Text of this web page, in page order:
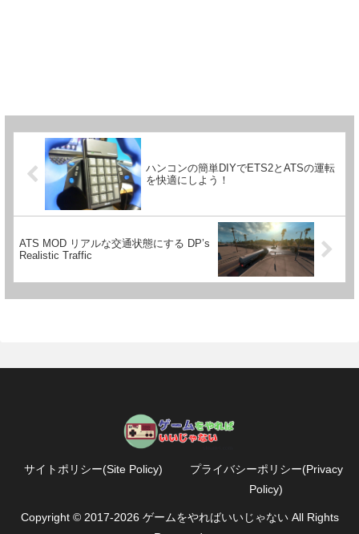
ハンコンの簡単DIYでETS2とATSの運転
を快適にしよう！
ATS MOD リアルな交通状態にする DP’s
Realistic Traffic
サイトポリシー(Site Policy)
プライバシーポリシー(Privacy
Policy)
Copyright © 2017-2026 ゲームをやればいいじゃない All Rights